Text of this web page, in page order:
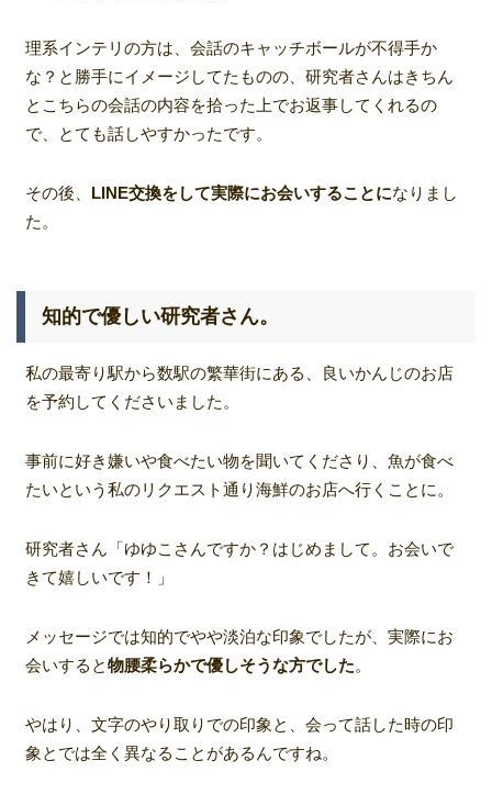
理系インテリの方は、会話のキャッチボールが不得手か
な？と勝手にイメージしてたものの、研究者さんはきちん
とこちらの会話の内容を拾った上でお返事してくれるの
で、とても話しやすかったです。
その後、 LINE交換をして実際にお会いすることになりまし
た。
知的で優しい研究者さん。
私の最寄り駅から数駅の繁華街にある、良いかんじのお店
を予約してくださいました。
事前に好き嫌いや食べたい物を聞いてくださり、魚が食べ
たいという私のリクエスト通り海鮮のお店へ行くことに。
研究者さん 「ゆゆこさんですか？はじめまして。お会いで
きて嬉しいです！」
メッセージでは知的でやや淡泊な印象でしたが、実際にお
会いすると物腰柔らかで優しそうな方でした。
やはり、文字のやり取りでの印象と、会って話した時の印
象とでは全く異なることがあるんですね。